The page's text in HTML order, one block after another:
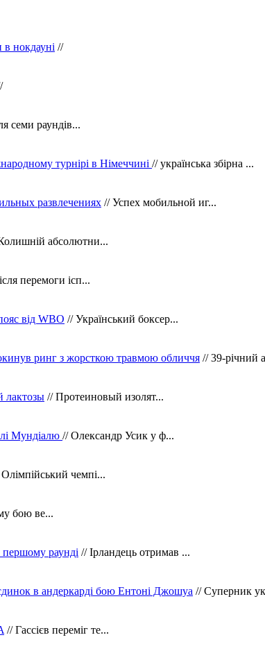
нокдауні //
семи раундів...
турнірі в Німеччині // українська збірна ...
развлечениях // Успех мобильной иг...
абсолютни...
перемоги ісп...
від WBO // Український боксер...
ринг з жорсткою травмою обличчя // 39-річний
лактозы // Протеиновый изолят...
Мундіалю // Олександр Усик у ф...
чемпі...
бою ве...
раунді // Ірландець отримав ...
в андеркарді бою Ентоні Джошуа // Суперник
// Гассієв переміг те...